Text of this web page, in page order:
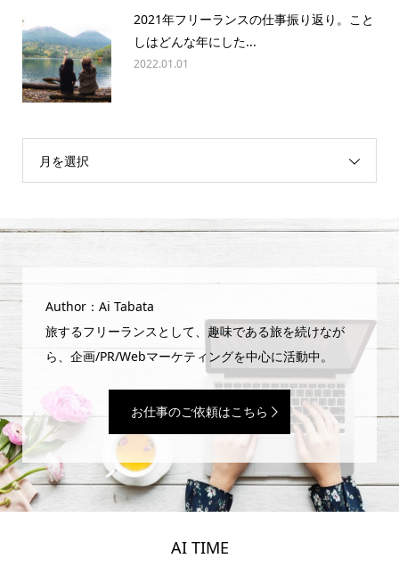
2021年フリーランスの仕事振り返り。こと
しはどんな年にした...
2022.01.01
月を選択
Author：Ai Tabata
旅するフリーランスとして、趣味である旅を続けなが
ら、企画/PR/Webマーケティングを中心に活動中。
お仕事のご依頼はこちら
AI TIME